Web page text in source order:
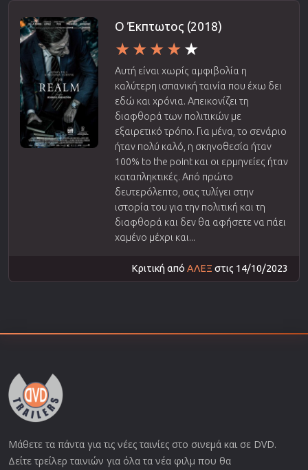
Ο Έκπτωτος (2018)
Αυτή είναι χωρίς αμφιβολία η
καλύτερη ισπανική ταινία που έχω δει
εδώ και χρόνια. Απεικονίζει τη
διαφθορά των πολιτικών με
εξαιρετικό τρόπο. Για μένα, το σενάριο
ήταν πολύ καλό, η σκηνοθεσία ήταν
100% to the point και οι ερμηνείες ήταν
καταπληκτικές. Από πρώτο
δευτερόλεπτο, σας τυλίγει στην
ιστορία του για την πολιτική και τη
διαφθορά και δεν θα αφήσετε να πάει
χαμένο μέχρι και...
Κριτική από ΑΛΕΞ στις 14/10/2023
Μάθετε τα πάντα για τις νέες ταινίες στο σινεμά και σε DVD.
Δείτε τρείλερ ταινιών για όλα τα νέα φιλμ που θα